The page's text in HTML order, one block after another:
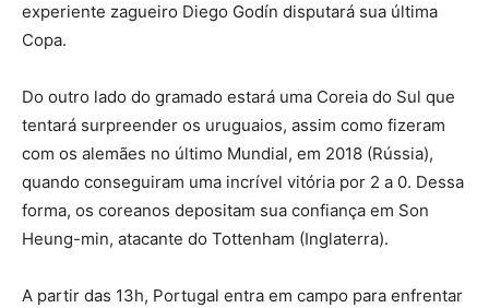
experiente zagueiro Diego Godín disputará sua última
Copa.
Do outro lado do gramado estará uma Coreia do Sul que
tentará surpreender os uruguaios, assim como fizeram
com os alemães no último Mundial, em 2018 (Rússia),
quando conseguiram uma incrível vitória por 2 a 0. Dessa
forma, os coreanos depositam sua confiança em Son
Heung-min, atacante do Tottenham (Inglaterra).
A partir das 13h, Portugal entra em campo para enfrentar